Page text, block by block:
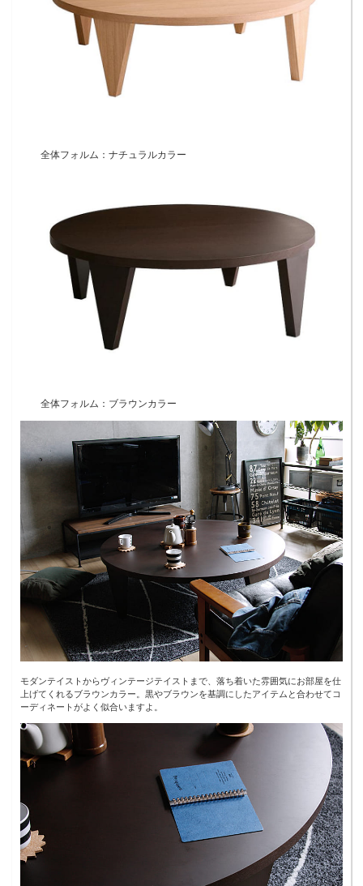
全体フォルム：ナチュラルカラー
全体フォルム：ブラウンカラー
モダンテイストからヴィンテージテイストまで、落ち着いた雰囲気にお部屋を仕
上げてくれるブラウンカラー。黒やブラウンを基調にしたアイテムと合わせてコ
ーディネートがよく似合いますよ。